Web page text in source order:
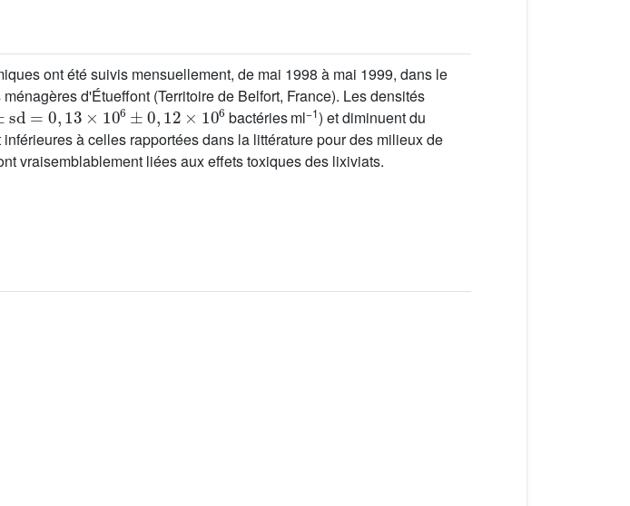
ont été suivis mensuellement, de mai 1998 à mai 1999, dans le
d'Étueffont (Territoire de Belfort, France). Les densités
=0,13×106±0,12×106
bactéries ml−1) et diminuent du
à celles rapportées dans la littérature pour des milieux de
vraisemblablement liées aux effets toxiques des lixiviats.